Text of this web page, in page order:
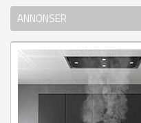
ANNONSER